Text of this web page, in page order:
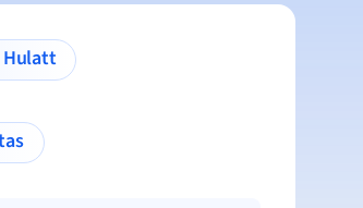
Lily Hulatt